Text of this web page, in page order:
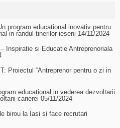
program educational inovativ pentru
in randul tinerilor ieseni 14/11/2024
Inspiratie si Educatie Antreprenoriala
Proiectul “Antreprenor pentru o zi in
educational in vederea dezvoltarii
carierei 05/11/2024
birou la Iasi si face recrutari